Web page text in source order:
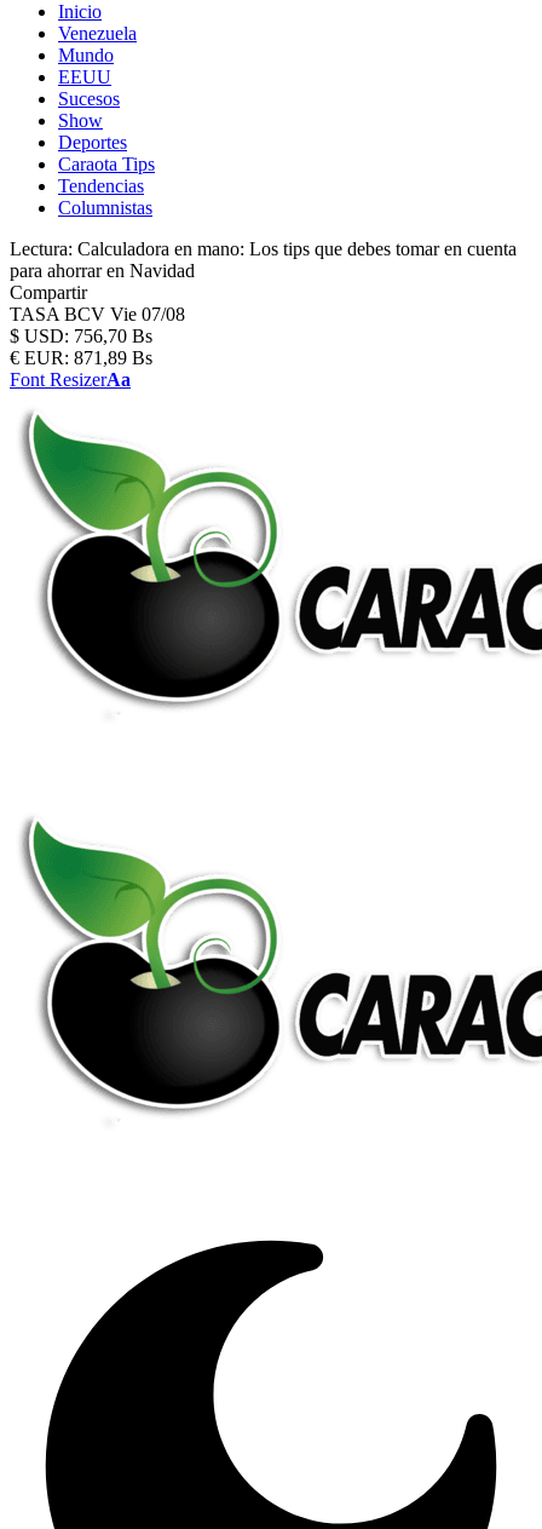
Inicio
Venezuela
Mundo
EEUU
Sucesos
Show
Deportes
Caraota Tips
Tendencias
Columnistas
Lectura: Calculadora en mano: Los tips que debes tomar en cuenta
para ahorrar en Navidad
Compartir
TASA BCV Vie 07/08
$ USD: 756,70 Bs
€ EUR: 871,89 Bs
Font ResizerAa